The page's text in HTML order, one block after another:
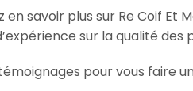
en savoir plus sur Re Coif Et
sur la qualité des
pour vous faire